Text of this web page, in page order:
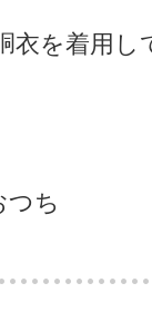
衣を着用し
ち